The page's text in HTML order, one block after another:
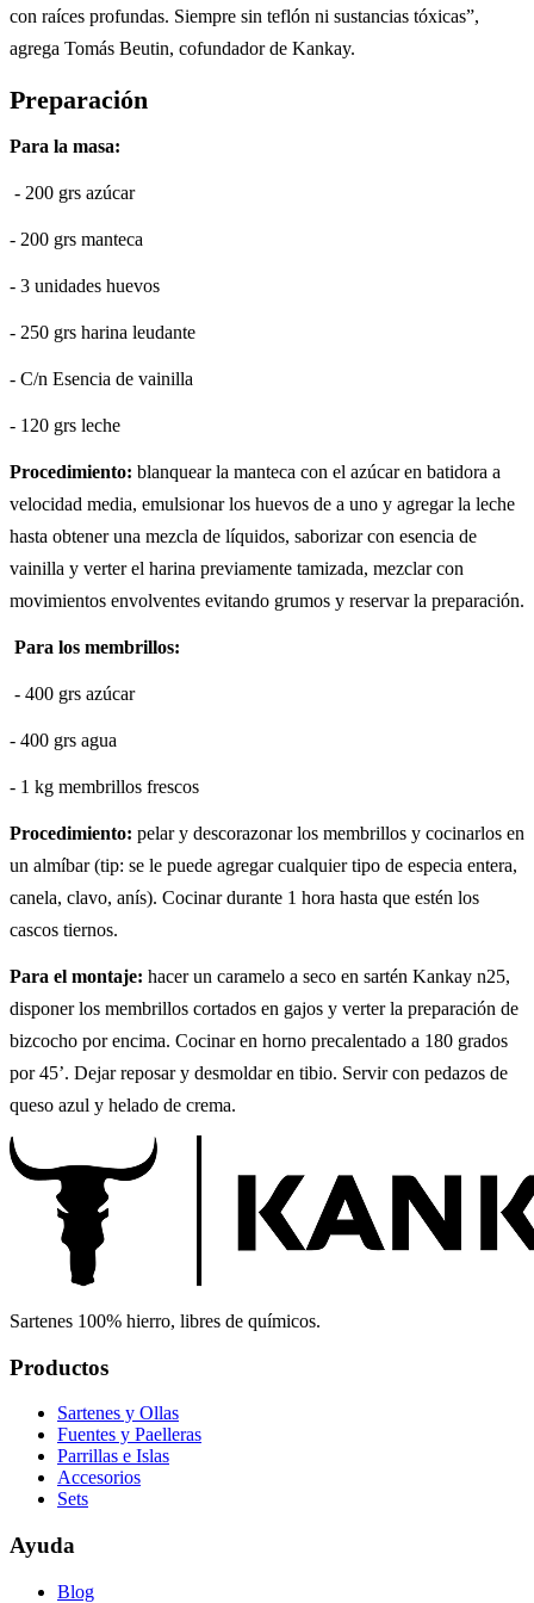
con raíces profundas. Siempre sin teflón ni sustancias tóxicas”,
agrega Tomás Beutin, cofundador de Kankay.
Preparación
Para la masa:
- 200 grs azúcar
- 200 grs manteca
- 3 unidades huevos
- 250 grs harina leudante
- C/n Esencia de vainilla
- 120 grs leche
Procedimiento: blanquear la manteca con el azúcar en batidora a
velocidad media, emulsionar los huevos de a uno y agregar la leche
hasta obtener una mezcla de líquidos, saborizar con esencia de
vainilla y verter el harina previamente tamizada, mezclar con
movimientos envolventes evitando grumos y reservar la preparación.
Para los membrillos:
- 400 grs azúcar
- 400 grs agua
- 1 kg membrillos frescos
Procedimiento: pelar y descorazonar los membrillos y cocinarlos en
un almíbar (tip: se le puede agregar cualquier tipo de especia entera,
canela, clavo, anís). Cocinar durante 1 hora hasta que estén los
cascos tiernos.
Para el montaje: hacer un caramelo a seco en sartén Kankay n25,
disponer los membrillos cortados en gajos y verter la preparación de
bizcocho por encima. Cocinar en horno precalentado a 180 grados
por 45’. Dejar reposar y desmoldar en tibio. Servir con pedazos de
queso azul y helado de crema.
Sartenes 100% hierro, libres de químicos.
Productos
Sartenes y Ollas
Fuentes y Paelleras
Parrillas e Islas
Accesorios
Sets
Ayuda
Blog